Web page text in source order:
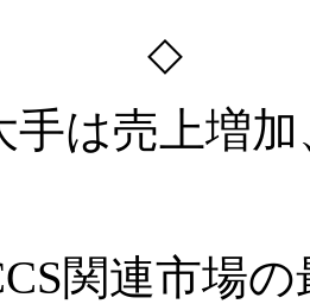
◇
は売上増加
関連市場